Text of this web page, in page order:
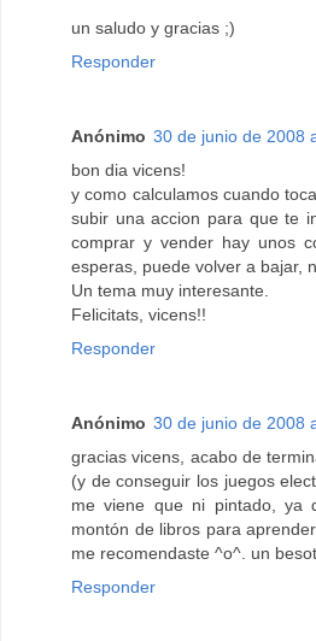
un saludo y gracias ;)
Responder
Anónimo 30 de junio de 2008
bon dia vicens!
y como calculamos cuando
subir una accion para que te
comprar y vender hay unos
esperas, puede volver a bajar,
Un tema muy interesante.
Felicitats, vicens!!
Responder
Anónimo 30 de junio de 2008
gracias vicens, acabo de
(y de conseguir los juegos
me viene que ni pintado, ya
montón de libros para
me recomendaste ^o^. un
Responder